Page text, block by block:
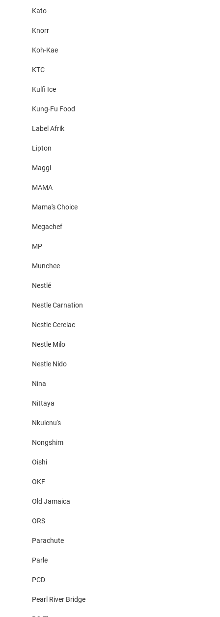
Kato
Knorr
Koh-Kae
KTC
Kulfi Ice
Kung-Fu Food
Label Afrik
Lipton
Maggi
MAMA
Mama's Choice
Megachef
MP
Munchee
Nestlé
Nestle Carnation
Nestle Cerelac
Nestle Milo
Nestle Nido
Nina
Nittaya
Nkulenu's
Nongshim
Oishi
OKF
Old Jamaica
ORS
Parachute
Parle
PCD
Pearl River Bridge